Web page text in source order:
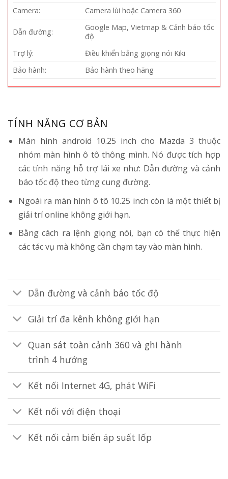
Camera: Camera lùi hoặc Camera 360
Dẫn đường:
Google Map, Vietmap & Cảnh báo tốc
độ
Trợ lý:
Điều khiển bằng giọng nói Kiki
Bảo hành:
Bảo hành theo hãng
TÍNH NĂNG CƠ BẢN
Màn hình android 10.25 inch cho Mazda 3 thuộc
nhóm màn hình ô tô thông mình. Nó được tích hợp
các tính năng hỗ trợ lái xe như: Dẫn đường và cảnh
báo tốc độ theo từng cung đường.
Ngoài ra màn hình ô tô 10.25 inch còn là một thiết bị
giải trí online không giới hạn.
Bằng cách ra lệnh giọng nói, bạn có thể thực hiện
các tác vụ mà không cần chạm tay vào màn hình.
Dẫn đường và cảnh báo tốc độ
Giải trí đa kênh không giới hạn
Quan sát toàn cảnh 360 và ghi hành
trình 4 hướng
Kết nối Internet 4G, phát WiFi
Kết nối với điện thoại
Kết nối cảm biến áp suất lốp